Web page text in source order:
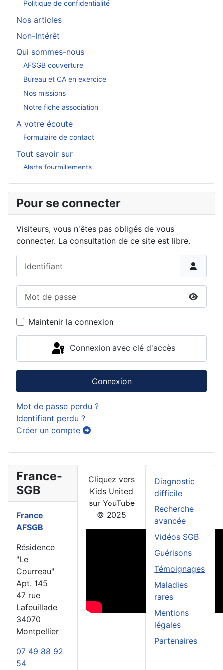
Politique de confidentialité
Nos articles
Non-Intérêt
Qui sommes-nous
AFSGB couverture
Bureau et CA en exercice
Nos missions
Notre fiche association
A votre écoute
Formulaire de contact
Tout savoir sur
Alerte fourmillements
Pour se connecter
Visiteurs, vous n'êtes pas obligés de vous
connecter. La consultation de ce site est libre.
Maintenir la connexion
Connexion avec clé d'accès
Connexion
Mot de passe perdu ?
Identifiant perdu ?
Créer un compte
France-
SGB
France
AFSGB
Résidence
"Le
Courreau"
Apt. 145
47 rue
Lafeuillade
34070
Montpellier
07 49 88 92
54
Cliquez vers
Kids United
sur YouTube
© 2025
Diagnostic
difficile
Recherche
avancée
Vidéos SGB
Guérisons
Témoignages
Maladies
rares
Mentions
légales
Partenaires